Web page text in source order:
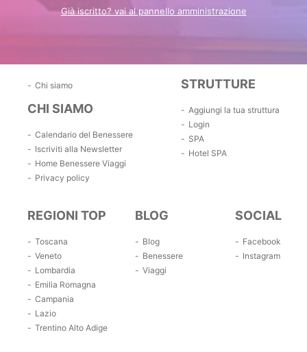
Già iscritto? vai al pannello amministrazione
Chi siamo
CHI SIAMO
Calendario del Benessere
Iscriviti alla Newsletter
Home Benessere Viaggi
Privacy policy
STRUTTURE
Aggiungi la tua struttura
Login
SPA
Hotel SPA
REGIONI TOP
Toscana
Veneto
Lombardia
Emilia Romagna
Campania
Lazio
Trentino Alto Adige
BLOG
Blog
Benessere
Viaggi
SOCIAL
Facebook
Instagram